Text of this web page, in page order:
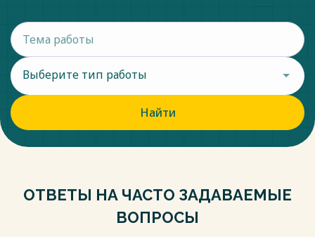
Выберите тип работы
Найти
ОТВЕТЫ НА ЧАСТО ЗАДАВАЕМЫЕ
ВОПРОСЫ